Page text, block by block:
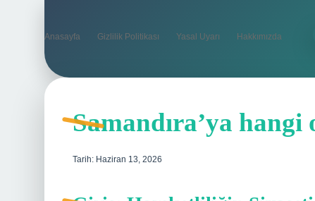
Anasayfa Gizlilik Politikası Yasal Uyarı Hakkımızda
Samandıra’ya
Tarih: Haziran 13, 2026